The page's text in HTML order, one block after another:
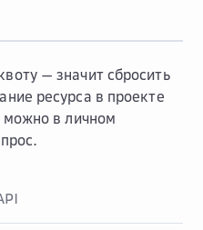
— значит сбросить
ресурса в проекте
можно в личном